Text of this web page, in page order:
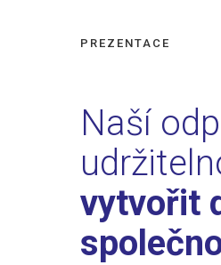
PREZENTACE
Naší
vytvořit